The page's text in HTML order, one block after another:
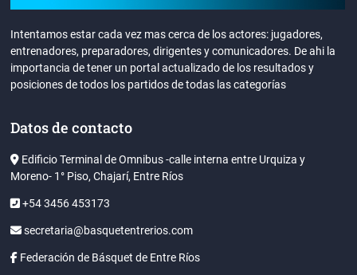
Intentamos estar cada vez mas cerca de los actores: jugadores,
entrenadores, preparadores, dirigentes y comunicadores. De ahi la
importancia de tener un portal actualizado de los resultados y
posiciones de todos los partidos de todas las categorías
Datos de contacto
Edificio Terminal de Omnibus -calle interna entre Urquiza y
Moreno- 1° Piso, Chajarí, Entre Ríos
+54 3456 453173
secretaria@basquetentrerios.com
Federación de Básquet de Entre Ríos